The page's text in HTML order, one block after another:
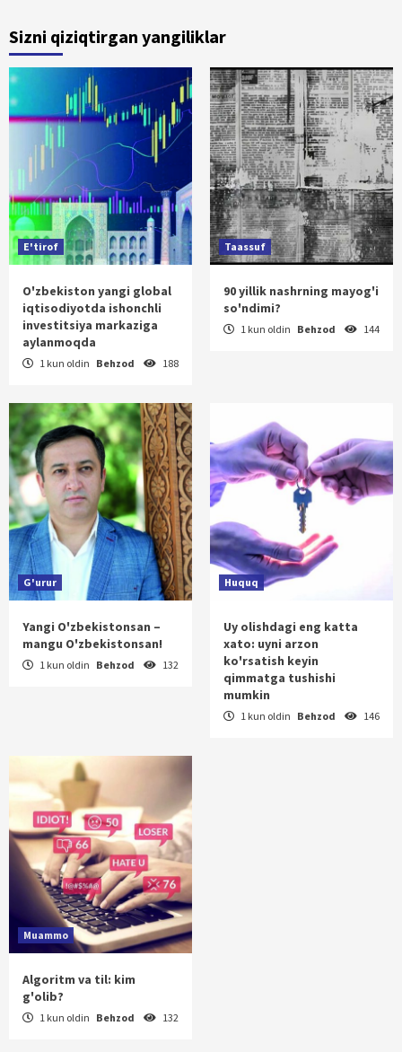
Sizni qiziqtirgan yangiliklar
E'tirof
O'zbekiston yangi global
iqtisodiyotda ishonchli
investitsiya markaziga
aylanmoqda
1 kun oldin Behzod 188
Taassuf
90 yillik nashrning mayog'i
so'ndimi?
1 kun oldin Behzod 144
G'urur
Yangi O'zbekistonsan –
mangu O'zbekistonsan!
1 kun oldin Behzod 132
Huquq
Uy olishdagi eng katta
xato: uyni arzon
ko'rsatish keyin
qimmatga tushishi
mumkin
1 kun oldin Behzod 146
Muammo
Algoritm va til: kim
g'olib?
1 kun oldin Behzod 132